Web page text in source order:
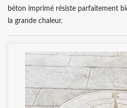
béton imprimé résiste parfaitement
la grande chaleur.